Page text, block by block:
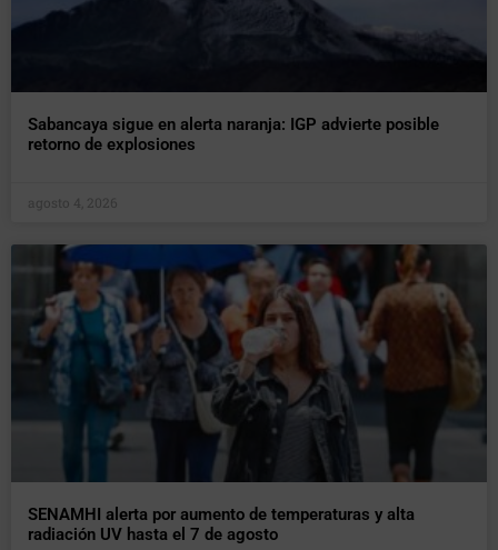
Sabancaya sigue en alerta naranja: IGP advierte posible
retorno de explosiones
agosto 4, 2026
SENAMHI alerta por aumento de temperaturas y alta
radiación UV hasta el 7 de agosto